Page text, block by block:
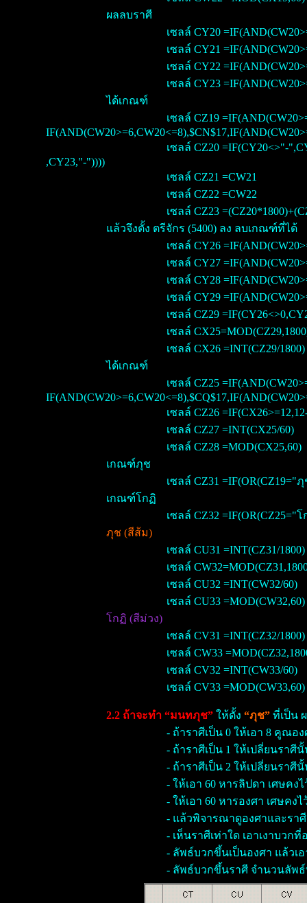
ผลลบราศี
เซลล์ CY20
เซลล์ CY21
เซลล์ CY22
เซลล์ CY23
ได้เกณฑ์
เซลล์ CZ19
เซลล์ CZ20 =IF(CY20<>"-
,CY23,"-"))))
เซลล์ CZ21 =CW21
เซลล์ CZ22 =CW22
เซลล์ CZ23
แล้วจึงตั้ง ตรีจักร (5400) ลง ลบเกณฑ์ที่ได้
เซลล์ CY26
เซลล์ CY27
เซลล์ CY28
เซลล์ CY29
เซลล์ CZ29
เซลล์
เซลล์ CX26 =INT(CZ29/1800)
ได้เกณฑ์
เซลล์ CZ25
เซลล์ CZ26
เซลล์ CZ27 =INT(CX25/60)
เซลล์ CZ28 =MOD(CX25,60)
เกณฑ์ภุช
เซลล์ CZ31
เกณฑ์โกฏิ
เซลล์ CZ32 =IF(OR(CZ25="
ภุช (สีส้ม)
เซลล์ CU31 =INT(CZ31/1800)
เซลล์
เซลล์ CU32 =INT(CW32/60)
เซลล์ CU33 =MOD(CW32,60)
โกฏิ (สีม่วง)
เซลล์ CV31 =INT(CZ32/1800)
เซลล์ CW33
เซลล์ CV32 =INT(CW33/60)
เซลล์ CV33 =MOD(CW33,60)
2.2 ถ้าจะทำ “มนทภุช”ให้ตั้ง “ภุช”ที่เป็น
- ถ้าราศีเป็น 0 ให้เอา 8 คูณอ
- ถ้าราศีเป็น 1 ให้เปลี่ยนราศี
- ถ้าราศีเป็น 2 ให้เปลี่ยนราศี
- ให้เอา 60 หารลิปดา เศษค
- ให้เอา 60 หารองศา เศษค
- แล้วพิจารณาดูองศาและราศี
- เห็นราศีเท่าใด เอาเงาบวก
- ลัพธ์บวกขึ้นเป็นองศา แล้วเ
- ลัพธ์บวกขึ้นราศี จำนวนลัพ